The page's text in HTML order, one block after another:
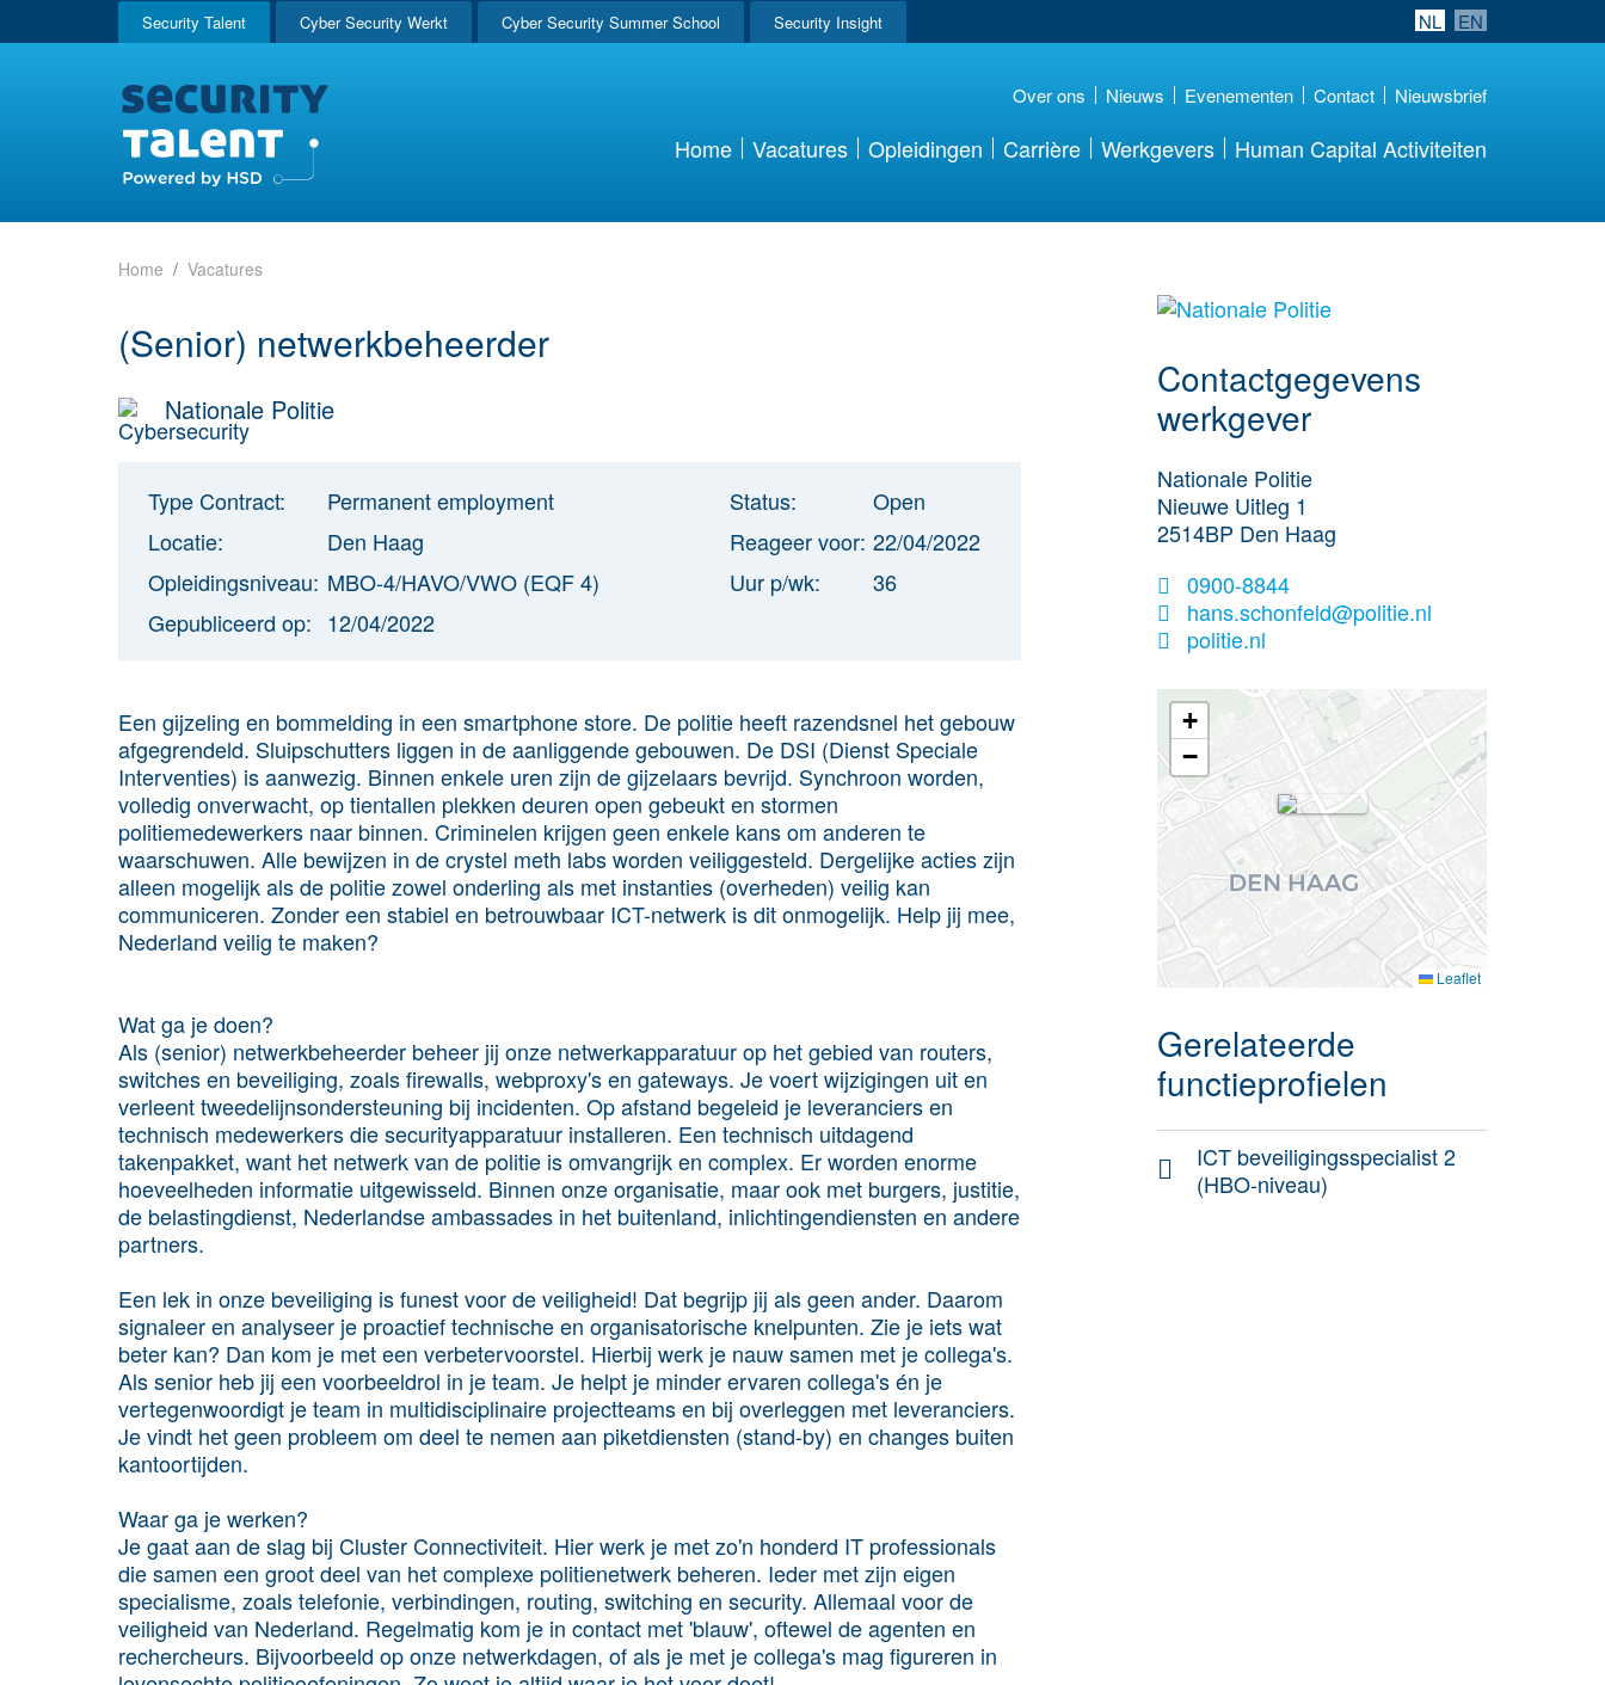
Security Talent Cyber Security Werkt Cyber Security Summer School Security Insight NL EN
Over ons Nieuws Evenementen Contact Nieuwsbrief
Home Vacatures Opleidingen Carrière Werkgevers Human Capital Activiteiten
Home Vacatures
(Senior) netwerkbeheerder
Nationale Politie
Type Contract:
Permanent employment
Locatie:
Den Haag
Opleidingsniveau: MBO-4/HAVO/VWO (EQF 4)
Gepubliceerd op: 12/04/2022
Status:
Open
Reageer voor: 22/04/2022
Uur p/wk:
36
Een gijzeling en bommelding in een smartphone store. De politie heeft razendsnel het gebouw
afgegrendeld. Sluipschutters liggen in de aanliggende gebouwen. De DSI (Dienst Speciale
Interventies) is aanwezig. Binnen enkele uren zijn de gijzelaars bevrijd. Synchroon worden,
volledig onverwacht, op tientallen plekken deuren open gebeukt en stormen
politiemedewerkers naar binnen. Criminelen krijgen geen enkele kans om anderen te
waarschuwen. Alle bewijzen in de crystel meth labs worden veiliggesteld. Dergelijke acties zijn
alleen mogelijk als de politie zowel onderling als met instanties (overheden) veilig kan
communiceren. Zonder een stabiel en betrouwbaar ICT-netwerk is dit onmogelijk. Help jij mee,
Nederland veilig te maken?
Wat ga je doen?
Als (senior) netwerkbeheerder beheer jij onze netwerkapparatuur op het gebied van routers,
switches en beveiliging, zoals firewalls, webproxy's en gateways. Je voert wijzigingen uit en
verleent tweedelijnsondersteuning bij incidenten. Op afstand begeleid je leveranciers en
technisch medewerkers die securityapparatuur installeren. Een technisch uitdagend
takenpakket, want het netwerk van de politie is omvangrijk en complex. Er worden enorme
hoeveelheden informatie uitgewisseld. Binnen onze organisatie, maar ook met burgers, justitie,
de belastingdienst, Nederlandse ambassades in het buitenland, inlichtingendiensten en andere
partners.
Een lek in onze beveiliging is funest voor de veiligheid! Dat begrijp jij als geen ander. Daarom
signaleer en analyseer je proactief technische en organisatorische knelpunten. Zie je iets wat
beter kan? Dan kom je met een verbetervoorstel. Hierbij werk je nauw samen met je collega's.
Als senior heb jij een voorbeeldrol in je team. Je helpt je minder ervaren collega's én je
vertegenwoordigt je team in multidisciplinaire projectteams en bij overleggen met leveranciers.
Je vindt het geen probleem om deel te nemen aan piketdiensten (stand-by) en changes buiten
kantoortijden.
Waar ga je werken?
Je gaat aan de slag bij Cluster Connectiviteit. Hier werk je met zo'n honderd IT professionals
die samen een groot deel van het complexe politienetwerk beheren. Ieder met zijn eigen
specialisme, zoals telefonie, verbindingen, routing, switching en security. Allemaal voor de
veiligheid van Nederland. Regelmatig kom je in contact met 'blauw', oftewel de agenten en
rechercheurs. Bijvoorbeeld op onze netwerkdagen, of als je met je collega's mag figureren in
Meer werkgever
Contactgegevens
werkgever
Nationale Politie
Nieuwe Uitleg 1
2514BP Den Haag
0900-8844
hans.schonfeld@politie.nl
politie.nl
+
−
Leaflet
Gerelateerde
functieprofielen
ICT beveiligingsspecialist 2
(HBO-niveau)